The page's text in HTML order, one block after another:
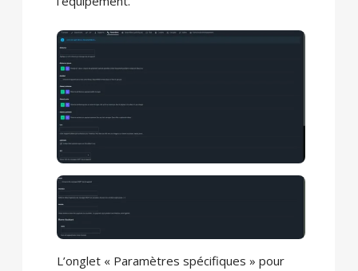
L’onglet « Paramètres spécifiques » pour